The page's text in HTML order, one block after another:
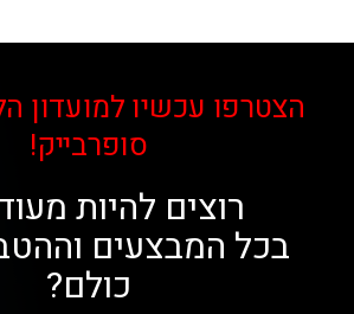
הצטרפו עכשיו למועדון
סופרבייק!
רוצים להיות
בכל המבצעים
כולם?